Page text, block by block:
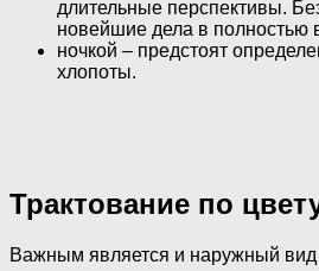
длительные перспективы.
новейшие дела в полностью
ночкой – предстоят
хлопоты.
Трактование по
Важным является и наружный вид